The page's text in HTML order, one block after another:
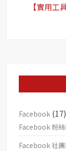
【實用工
Facebook (17)
Facebook 粉
Facebook 社